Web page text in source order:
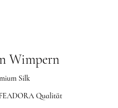
Wimpern
Silk
Qualität